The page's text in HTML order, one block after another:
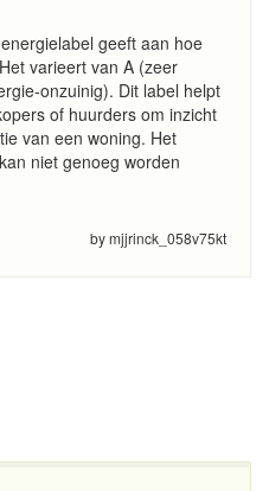
geeft aan hoe
varieert van A (zeer
onzuinig). Dit label helpt
of huurders om inzicht
van een woning. Het
niet genoeg worden
by mjjrinck_058v75kt